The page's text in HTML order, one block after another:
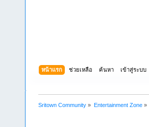
หน้าแรก ช่วยเหลือ ค้นหา เข้าสู่ระบบ
Sritown Community » Entertainment Zone»